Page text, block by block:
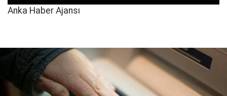
Anka Haber Ajansı